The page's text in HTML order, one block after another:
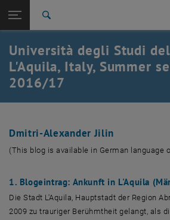
TU Login
Quicklinks
Toggle quicklinks menu
Studies
International
Career
Top menu level
Studies
Back: list subpages of parent page Blogs
Back to:
Blogs
Università degli Studi
L'Aquila, Italy, Summer
2016/17
Dmitri-Alexander Jilin
(This blog is available in German language
1. Blogeintrag: Ankunft in L'Aquila
Die Stadt L'Aquila, Hauptstadt der Region
2009 zu trauriger Berühmtheit gelangt, als